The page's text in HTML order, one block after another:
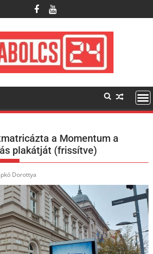
a Momentum a
plakátját (frissítve)
Dorottya